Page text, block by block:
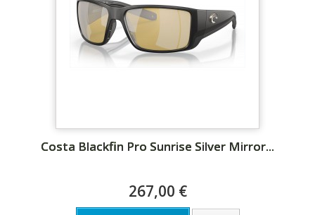
Costa Blackfin Pro Sunrise Silver Mirror...
267,00 €